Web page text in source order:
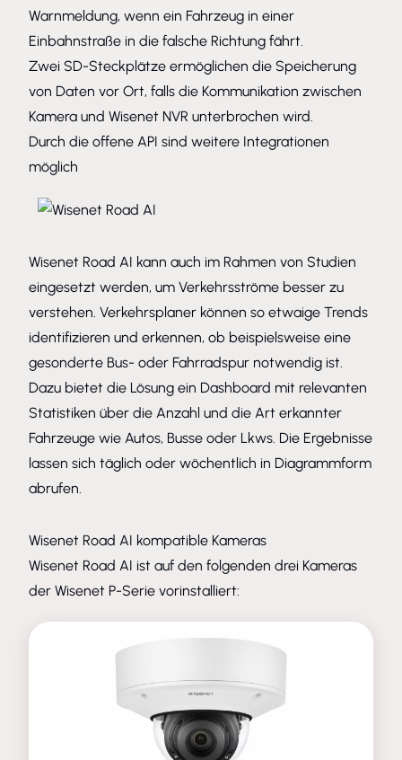
Warnmeldung, wenn ein Fahrzeug in einer
Einbahnstraße in die falsche Richtung fährt.
Zwei SD-Steckplätze ermöglichen die Speicherung
von Daten vor Ort, falls die Kommunikation zwischen
Kamera und Wisenet NVR unterbrochen wird.
Durch die offene API sind weitere Integrationen
möglich
Wisenet Road AI kann auch im Rahmen von Studien
eingesetzt werden, um Verkehrsströme besser zu
verstehen. Verkehrsplaner können so etwaige Trends
identifizieren und erkennen, ob beispielsweise eine
gesonderte Bus- oder Fahrradspur notwendig ist.
Dazu bietet die Lösung ein Dashboard mit relevanten
Statistiken über die Anzahl und die Art erkannter
Fahrzeuge wie Autos, Busse oder Lkws. Die Ergebnisse
lassen sich täglich oder wöchentlich in Diagrammform
abrufen.
Wisenet Road AI kompatible Kameras
Wisenet Road AI ist auf den folgenden drei Kameras
der Wisenet P-Serie vorinstalliert: